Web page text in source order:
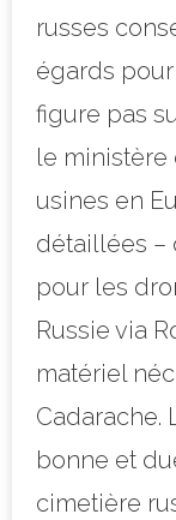
russes
égards
figure pas
le ministère
usines en
détaillées –
pour les
Russie via
matériel
Cadarache.
bonne et
cimetière